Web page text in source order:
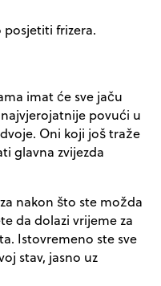
posjetiti frizera.
imat će sve jaču
povući u
Oni koji još traže
glavna zvijezda
nakon što ste možda
da dolazi vrijeme za
Istovremeno ste sve
stav, jasno uz